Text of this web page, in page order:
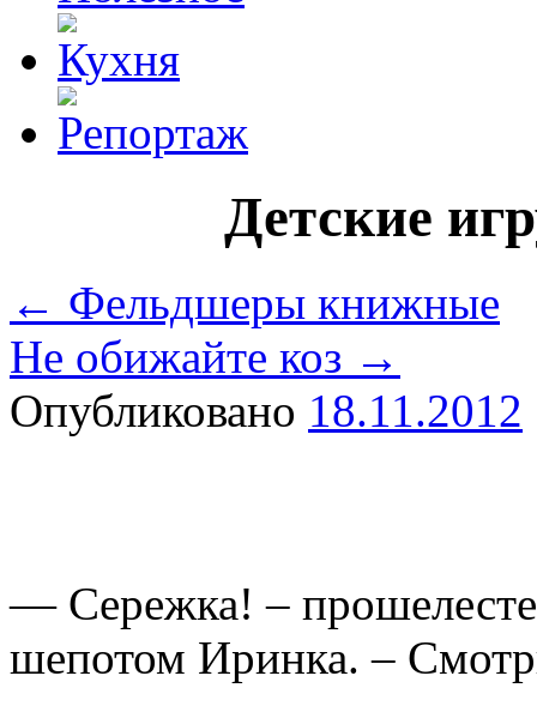
Детские
← Фельдшеры книжные
Не обижайте коз →
Опубликовано 18.11.2012
— Сережка! –
шепотом Иринка. –